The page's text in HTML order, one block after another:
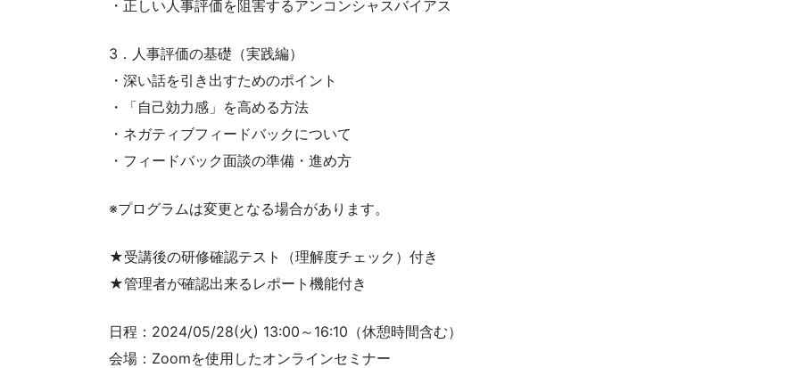
・正しい人事評価を阻害するアンコンシャスバイアス
3．人事評価の基礎（実践編）
・深い話を引き出すためのポイント
・「自己効力感」を高める方法
・ネガティブフィードバックについて
・フィードバック面談の準備・進め方
※プログラムは変更となる場合があります。
★受講後の研修確認テスト（理解度チェック）付き
★管理者が確認出来るレポート機能付き
日程：2024/05/28(火) 13:00～16:10（休憩時間含む）
会場：Zoomを使用したオンラインセミナー